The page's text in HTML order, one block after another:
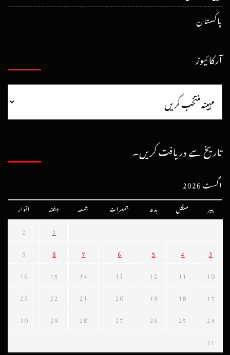
پاکستان
آرکائیوز
تاریخ سے دریافت کریں۔
اگست 2026
پیر منگل بدھ جمعرات جمعہ ہفتہ اتوار
1
2
3
4
5
6
7
8
9
10
11
12
13
14
15
16
17
18
19
20
21
22
23
24
25
26
27
28
29
30
31